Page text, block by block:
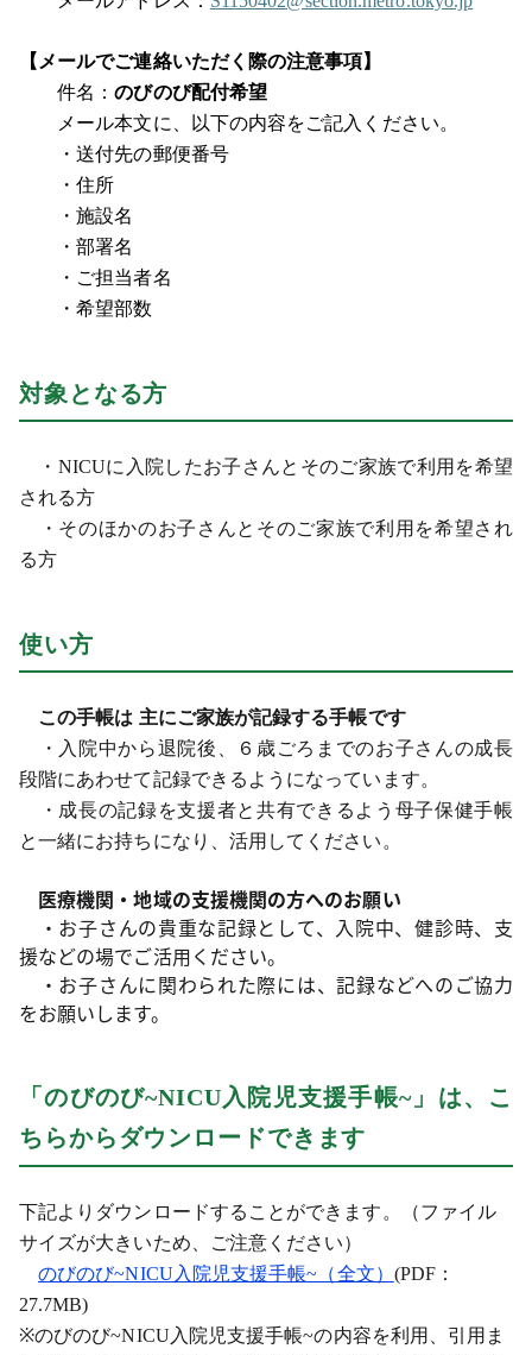
【メールでご連絡いただく際の注意事項】
件名：のびのび配付希望
メール本文に、以下の内容をご記入ください。
・送付先の郵便番号
・住所
・施設名
・部署名
・ご担当者名
・希望部数
対象となる方
・NICUに入院したお子さんとそのご家族で利用を希望
される方
・そのほかのお子さんとそのご家族で利用を希望され
る方
使い方
この手帳は 主にご家族が記録する手帳です
・入院中から退院後、６歳ごろまでのお子さんの成長
段階にあわせて記録できるようになっています。
・成長の記録を支援者と共有できるよう母子保健手帳
と一緒にお持ちになり、活用してください。
医療機関・地域の支援機関の方へのお願い
・お子さんの貴重な記録として、入院中、健診時、支
援などの場でご活用ください。
・お子さんに関わられた際には、記録などへのご協力
をお願いします。
「のびのび~NICU入院児支援手帳~」は、こ
ちらからダウンロードできます
下記よりダウンロードすることができます。（ファイル
サイズが大きいため、ご注意ください）
のびのび~NICU入院児支援手帳~（全文） (PDF：
27.7MB)
※のびのび~NICU入院児支援手帳~の内容を利用、引用ま